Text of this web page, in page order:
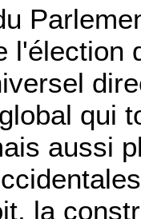
l'élection
qui
aussi
la